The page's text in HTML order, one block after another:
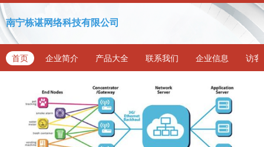
南宁栋谌网络科技有限公司
首页 企业简介 产品大全 联系我们 企业信息 访客